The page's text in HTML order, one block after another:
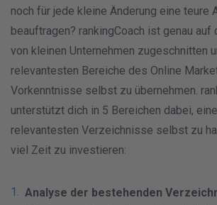
noch für jede kleine Änderung eine teure
beauftragen? rankingCoach ist genau
von kleinen Unternehmen zugeschnitten
relevantesten Bereiche des Online
Vorkenntnisse selbst zu übernehmen.
unterstützt dich in 5 Bereichen dabei,
relevantesten Verzeichnisse selbst zu
viel Zeit zu investieren:
Analyse der bestehenden